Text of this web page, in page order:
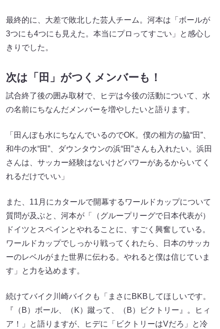
最終的に、大差で敗北した芸人チーム。河本は「ボールが
3つにも4つにも見えた。本当にプロってすごい」と感心し
きりでした。
次は「田」がつくメンバーも！
試合終了後の囲み取材で、ヒデは今後の活動について、水
の名前にちなんだメンバーを増やしたいと語ります。
「田んぼも水にちなんでいるのでOK。僕の相方の脇“田”、
和牛の水“田”、ダウンタウンの浜“田”さんも入れたい。浜田
さんは、サッカー経験はないけどパワーがあるからいてく
れるだけでいい」
また、11月にカタールで開幕するワールドカップについて
質問が及ぶと、河本が「（グループリーグで日本代表が）
ドイツとスペインとやれることに、すごく興奮している。
ワールドカップでしっかり戦ってくれたら、日本のサッカ
ーのレベルがまた世界に伝わる。やれると僕は信じていま
す」と力を込めます。
続けてバイク川崎バイクも「まさにBKBしてほしいです。
『（B）ボール、（K）蹴って、（B）ビクトリー』。ヒィ
ア！」と語りますが、ヒデに「ビクトリーはVだろ」と冷